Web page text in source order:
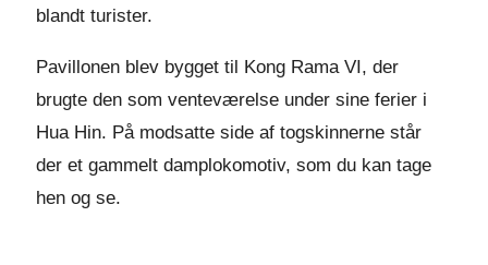
blandt turister.
Pavillonen blev bygget til Kong Rama VI, der
brugte den som venteværelse under sine ferier i
Hua Hin. På modsatte side af togskinnerne står
der et gammelt damplokomotiv, som du kan tage
hen og se.